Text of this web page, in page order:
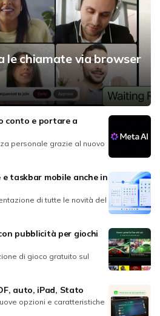
chiamate via browser
conto e portare a
personale grazie al nuovo
taskbar mobile anche in
di tutte le novità del
pubblicità per giochi
di gioco gratuito sul
auto, iPad, Stato
opzioni e caratteristiche